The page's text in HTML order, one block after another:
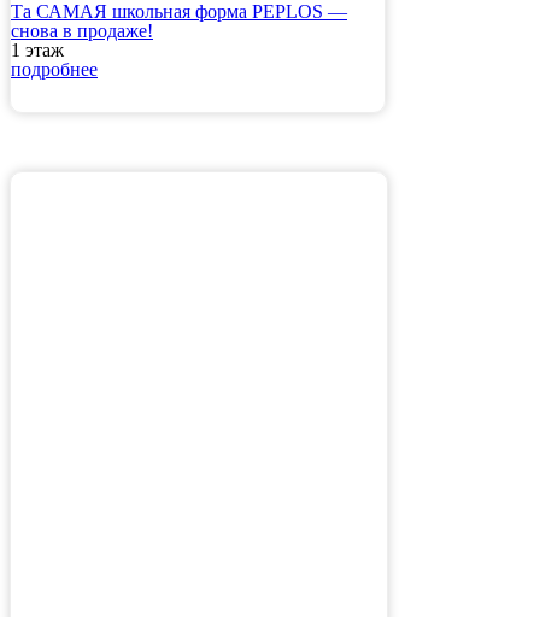
Та САМАЯ школьная форма PEPLOS —
снова в продаже!
1 этаж
подробнее